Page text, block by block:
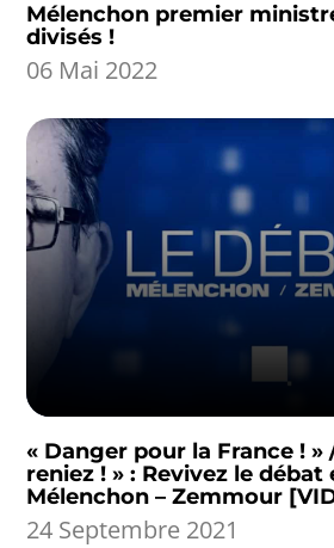
Mélenchon premier
divisés !
06 Mai 2022
« Danger pour la France ! »
reniez ! » : Revivez le débat
Mélenchon – Zemmour
24 Septembre 2021